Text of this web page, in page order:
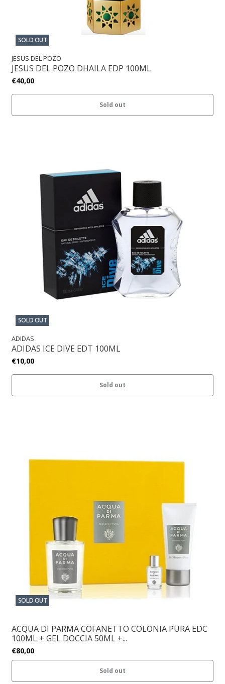
SOLD OUT
JESUS DEL POZO
JESUS DEL POZO DHAILA EDP 100ML
€40,00
Sold out
SOLD OUT
ADIDAS
ADIDAS ICE DIVE EDT 100ML
€10,00
Sold out
SOLD OUT
ACQUA DI PARMA COFANETTO COLONIA PURA EDC
100ML + GEL DOCCIA 50ML +...
€80,00
Sold out